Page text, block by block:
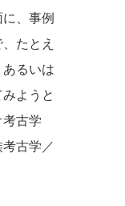
、事例
たとえ
るいは
ようと
古学
古学／